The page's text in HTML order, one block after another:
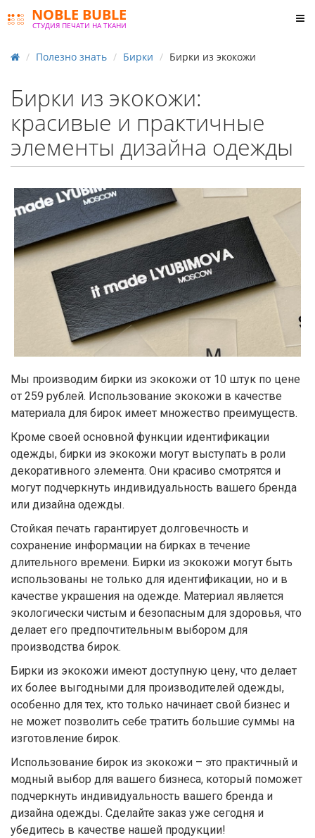
NOBLE BUBLE
СТУДИЯ ПЕЧАТИ НА ТКАНИ
Полезно знать Бирки Бирки из экокожи
Бирки из экокожи:
красивые и практичные
элементы дизайна одежды
Мы производим бирки из экокожи от 10 штук по цене
от 259 рублей. Использование экокожи в качестве
материала для бирок имеет множество преимуществ.
Кроме своей основной функции идентификации
одежды, бирки из экокожи могут выступать в роли
декоративного элемента. Они красиво смотрятся и
могут подчеркнуть индивидуальность вашего бренда
или дизайна одежды.
Стойкая печать гарантирует долговечность и
сохранение информации на бирках в течение
длительного времени. Бирки из экокожи могут быть
использованы не только для идентификации, но и в
качестве украшения на одежде. Материал является
экологически чистым и безопасным для здоровья, что
делает его предпочтительным выбором для
производства бирок.
Бирки из экокожи имеют доступную цену, что делает
их более выгодными для производителей одежды,
особенно для тех, кто только начинает свой бизнес и
не может позволить себе тратить большие суммы на
изготовление бирок.
Использование бирок из экокожи – это практичный и
модный выбор для вашего бизнеса, который поможет
подчеркнуть индивидуальность вашего бренда и
дизайна одежды. Сделайте заказ уже сегодня и
убедитесь в качестве нашей продукции!